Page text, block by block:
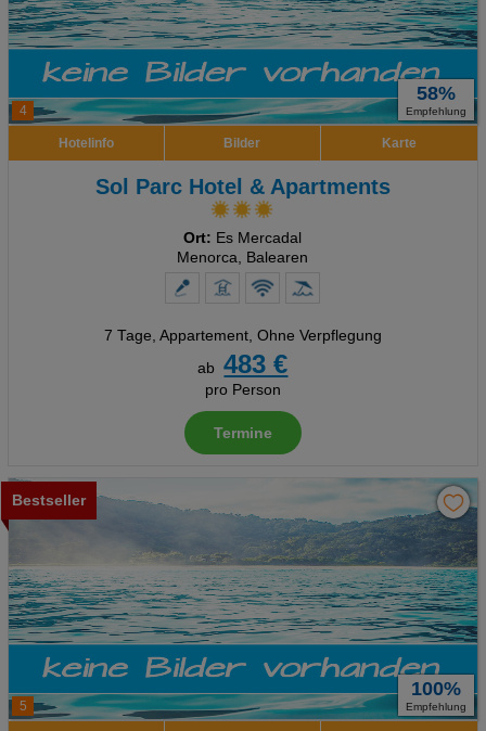
4
58%
Empfehlung
Hotelinfo Bilder Karte
Sol Parc Hotel & Apartments
Ort: Es Mercadal
Menorca, Balearen
7 Tage, Appartement, Ohne Verpflegung
ab
483 €
pro Person
Termine
5
Bestseller
100%
Empfehlung